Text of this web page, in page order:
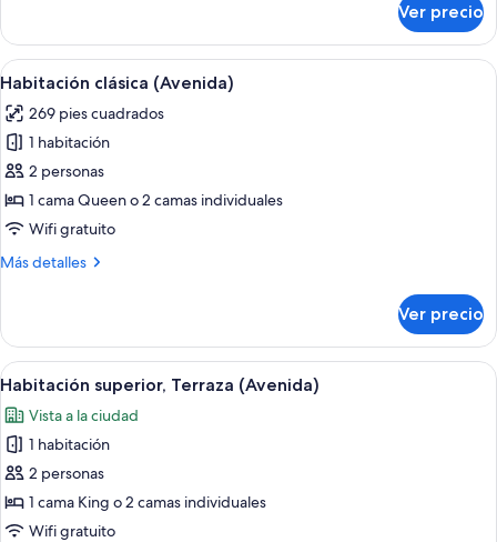
doble
Premium
(Avenida)
Ver precio
Abrir
todas
las
fotos
de
Habitación
clásica
Habitación de hotel con una cama
7
Habitación clásica (Avenida)
269 pies cuadrados
1 habitación
2 personas
1 cama Queen o 2 camas individuales
Wifi gratuito
Más detalles
Más
clásica
(Avenida)
Ver precio
Abrir
todas
las
fotos
de
Habitación
superior,
Habitación de hotel con un amplio
15
Habitación superior, Terraza (Avenida)
Vista a la ciudad
1 habitación
2 personas
1 cama King o 2 camas individuales
Wifi gratuito